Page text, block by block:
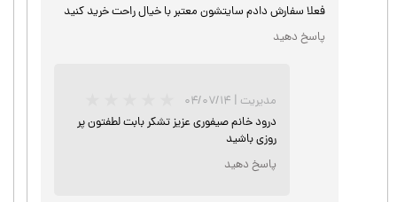
★★★
فعلا سفارش دادم سایتشون معتبر با خیال راحت خرید کنید
پاسخ دهید
مدیریت | ۰۴/۰۷/۱۴
درود خانم صیفوری عزیز تشکر بابت لطفتون پر
روزی باشید
پاسخ دهید